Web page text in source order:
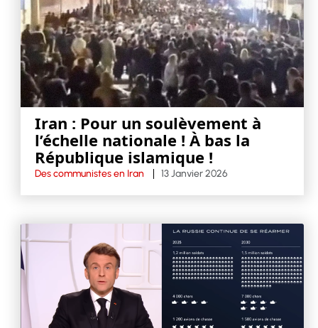
Iran : Pour un soulèvement à
l’échelle nationale ! À bas la
République islamique !
Des communistes en Iran 13 Janvier 2026